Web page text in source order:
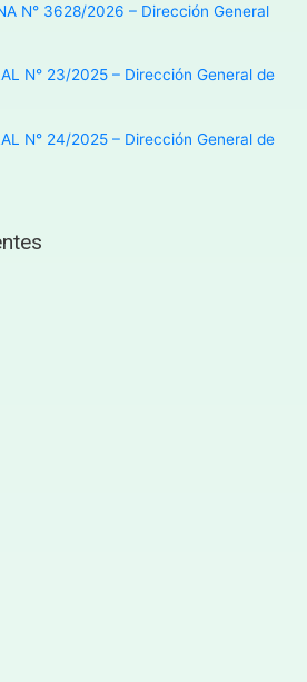
N° 3628/2026 – Dirección General
N° 23/2025 – Dirección General de
N° 24/2025 – Dirección General de